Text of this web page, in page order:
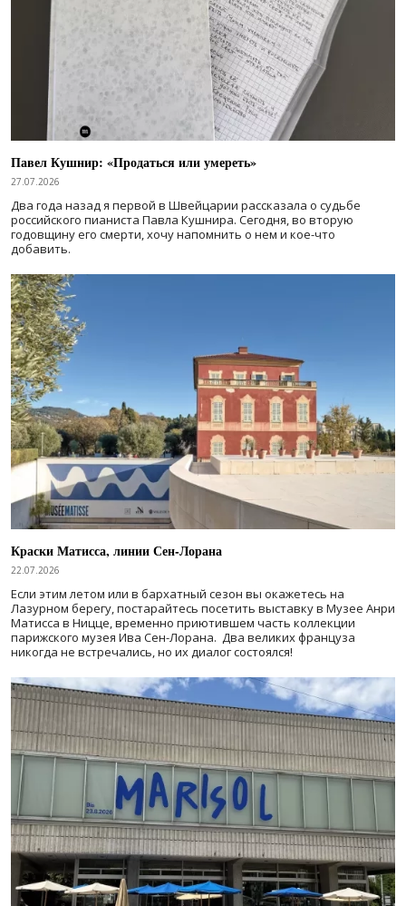
Павел Кушнир: «Продаться или умереть»
27.07.2026
Два года назад я первой в Швейцарии рассказала о судьбе
российского пианиста Павла Кушнира. Сегодня, во вторую
годовщину его смерти, хочу напомнить о нем и кое-что
добавить.
Краски Матисса, линии Сен-Лорана
22.07.2026
Если этим летом или в бархатный сезон вы окажетесь на
Лазурном берегу, постарайтесь посетить выставку в Музее Анри
Матисса в Ницце, временно приютившем часть коллекции
парижского музея Ива Сен-Лорана. Два великих француза
никогда не встречались, но их диалог состоялся!